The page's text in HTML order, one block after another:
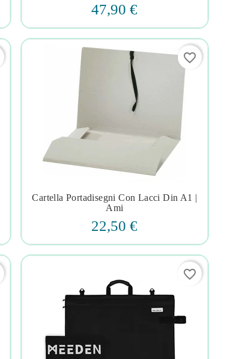
47,90 €
 
Cartella Portadisegni Con Lacci Din A1 |
Ami
22,50 €
favorite_border
favorite_border